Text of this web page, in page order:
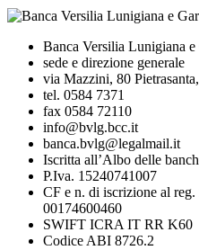
Banca Versilia Lunigiana e
sede e direzione generale
via Mazzini, 80
tel. 0584 7371
fax 0584 72110
info@bvlg.bcc.it
banca.bvlg@legalmail.it
Iscritta all’Albo delle
P.Iva. 15240741007
CF e n. di iscrizione al
00174600460
SWIFT ICRA IT RR K60
Codice ABI 8726.2